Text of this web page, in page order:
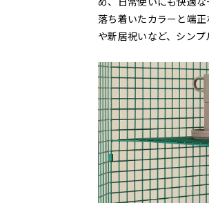
落ち着いたカラーと端
や新居祝いなど、シン